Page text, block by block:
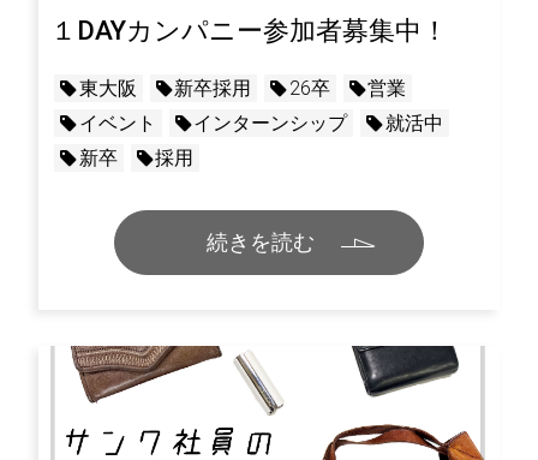
１DAYカンパニー参加者募集中！
東大阪 新卒採用 26卒
営業
イベント
インターンシップ
就活中
新卒
採用
続きを読む